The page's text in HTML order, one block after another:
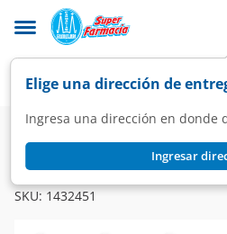
Elige una dirección de
Ingresa una dirección en donde
Ingresar
Super Bebés Fórmulas
Fórmula Infantil Good Care 3, 1.5
SKU: 1432451